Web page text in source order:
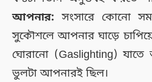
আপনার: সংসারে কোনো
সুকৌশলে আপনার ঘাড়ে
ঘোরানো (Gaslighting)
ভুলটা আপনারই ছিল।